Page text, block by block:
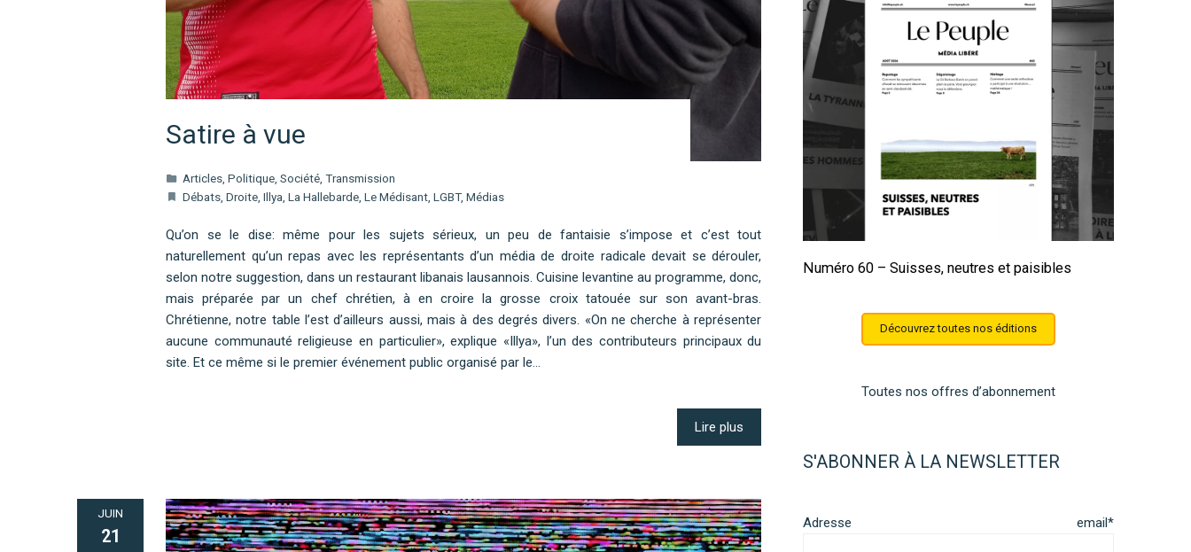
Satire à vue
Articles Politique Société Transmission
Débats Droite Illya La Hallebarde Le Médisant LGBT, Médias
Qu’on se le dise: même pour les sujets sérieux, un peu de fantaisie s’impose et c’est tout
naturellement qu’un repas avec les représentants d’un média de droite radicale devait se dérouler,
selon notre suggestion, dans un restaurant libanais lausannois. Cuisine levantine au programme, donc,
mais préparée par un chef chrétien, à en croire la grosse croix tatouée sur son avant-bras.
Chrétienne, notre table l’est d’ailleurs aussi, mais à des degrés divers. «On ne cherche à représenter
aucune communauté religieuse en particulier», explique «Illya», l’un des contributeurs principaux du
site. Et ce même si le premier événement public organisé par le…
Lire plus
JUIN
21
Numéro 60 – Suisses, neutres et paisibles
Découvrez toutes nos éditions
Toutes nos offres d’abonnement
S'ABONNER À LA NEWSLETTER
Adresse email*